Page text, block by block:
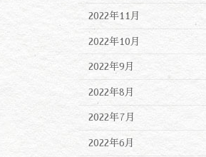
2022年11月
2022年10月
2022年9月
2022年8月
2022年7月
2022年6月